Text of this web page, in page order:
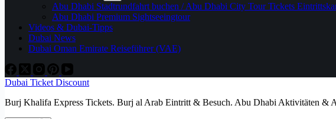
Abu Dhabi Stadtrundfahrt buchen / Abu Dhabi City Tour Tickets
Abu Dhabi Premium Sightseeingtour
Videos & Dubai-Tipps
Dubai News
Dubai Oman Emirate Reiseführer (VAE)
Dubai Ticket Discount
Burj Khalifa Express Tickets. Burj al Arab Eintritt & Besuch. Abu Dhabi Aktivitäten &